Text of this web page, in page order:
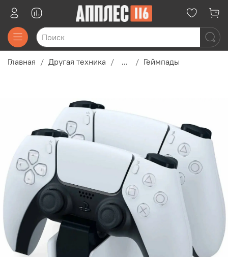
Главная Другая техника ... Геймпады